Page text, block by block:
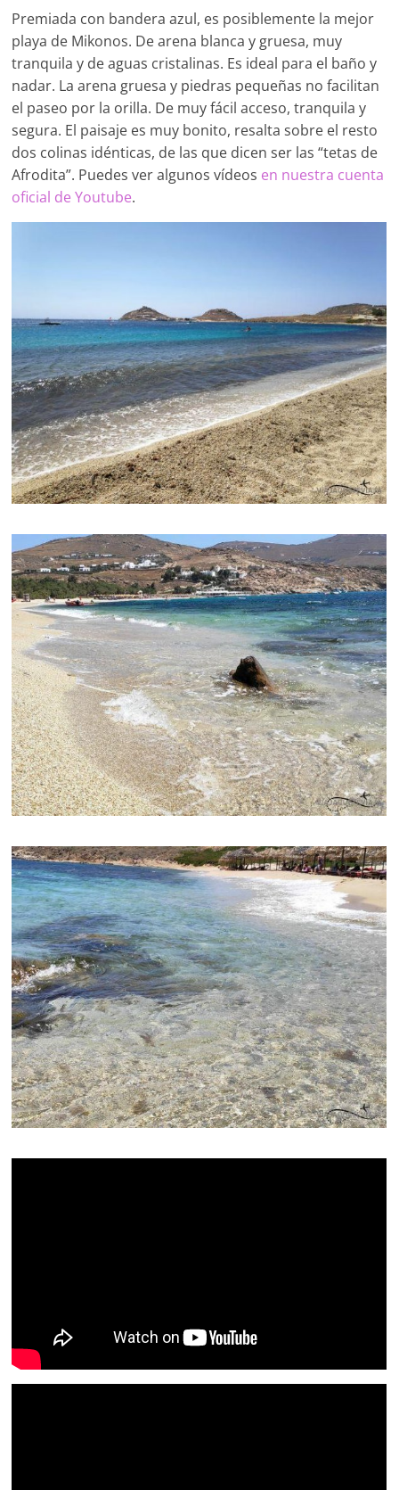
Premiada con bandera azul, es posiblemente la mejor
playa de Mikonos. De arena blanca y gruesa, muy
tranquila y de aguas cristalinas. Es ideal para el baño y
nadar. La arena gruesa y piedras pequeñas no facilitan
el paseo por la orilla. De muy fácil acceso, tranquila y
segura. El paisaje es muy bonito, resalta sobre el resto
dos colinas idénticas, de las que dicen ser las “tetas de
Afrodita”. Puedes ver algunos vídeos en nuestra cuenta
oficial de Youtube.